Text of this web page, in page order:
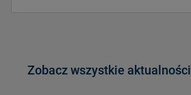
Zobacz wszystkie aktualności